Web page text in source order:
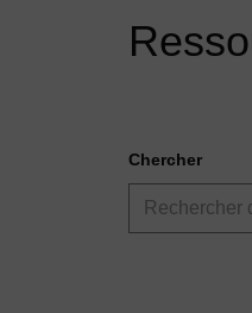
Chercher